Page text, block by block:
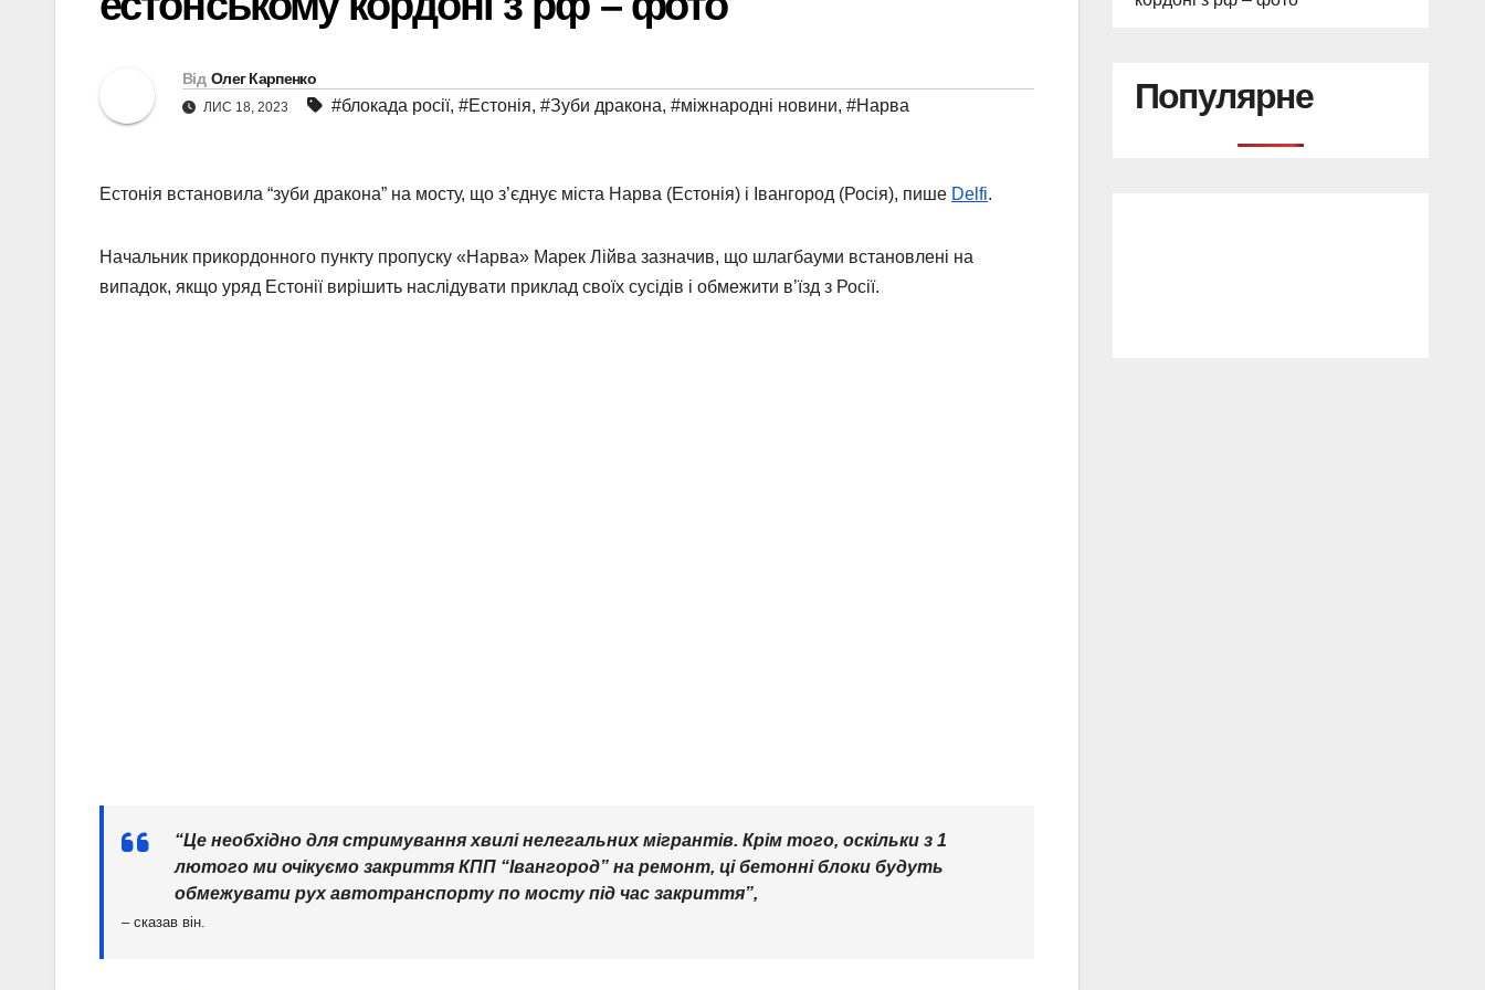
Від Олег Карпенко
ЛИС 18, 2023 #блокада росії, #Естонія, #Зуби дракона, #міжнародні новини, #Нарва
Естонія встановила “зуби дракона” на мосту, що з’єднує міста Нарва (Естонія) і Івангород (Росія), пише Delfi.
Начальник прикордонного пункту пропуску «Нарва» Марек Лійва зазначив, що шлагбауми встановлені на
випадок, якщо уряд Естонії вирішить наслідувати приклад своїх сусідів і обмежити в’їзд з Росії.
“Це необхідно для стримування хвилі нелегальних мігрантів. Крім того, оскільки з 1
лютого ми очікуємо закриття КПП “Івангород” на ремонт, ці бетонні блоки будуть
обмежувати рух автотранспорту по мосту під час закриття”,
– сказав він.
Популярне